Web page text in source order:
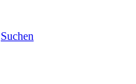
Suchen